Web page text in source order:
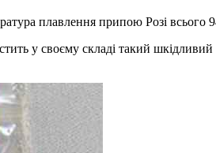
плавлення припою Розі
у своєму складі такий